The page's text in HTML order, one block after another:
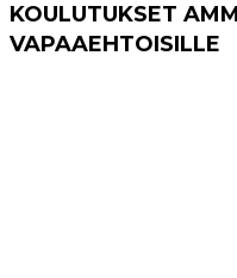
KOULUTUKSET
VAPAAEHTOISILLE